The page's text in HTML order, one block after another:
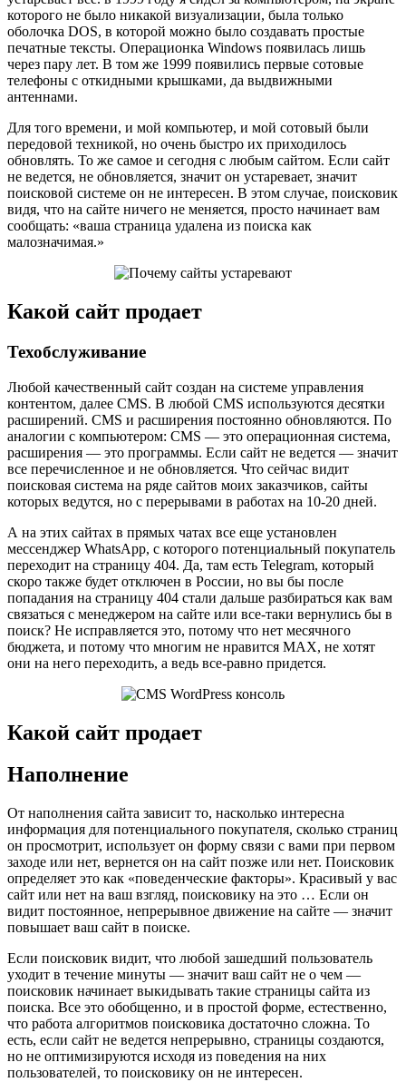
которого не было никакой визуализации, была только
оболочка DOS, в которой можно было создавать простые
печатные тексты. Операционка Windows появилась лишь
через пару лет. В том же 1999 появились первые сотовые
телефоны с откидными крышками, да выдвижными
антеннами.
Для того времени, и мой компьютер, и мой сотовый были
передовой техникой, но очень быстро их приходилось
обновлять. То же самое и сегодня с любым сайтом. Если сайт
не ведется, не обновляется, значит он устаревает, значит
поисковой системе он не интересен. В этом случае, поисковик
видя, что на сайте ничего не меняется, просто начинает вам
сообщать: «ваша страница удалена из поиска как
малозначимая.»
Какой сайт продает
Техобслуживание
Любой качественный сайт создан на системе управления
контентом, далее CMS. В любой CMS используются десятки
расширений. CMS и расширения постоянно обновляются. По
аналогии с компьютером: CMS — это операционная система,
расширения — это программы. Если сайт не ведется — значит
все перечисленное и не обновляется. Что сейчас видит
поисковая система на ряде сайтов моих заказчиков, сайты
которых ведутся, но с перерывами в работах на 10-20 дней.
А на этих сайтах в прямых чатах все еще установлен
мессенджер WhatsApp, с которого потенциальный покупатель
переходит на страницу 404. Да, там есть Telegram, который
скоро также будет отключен в России, но вы бы после
попадания на страницу 404 стали дальше разбираться как вам
связаться с менеджером на сайте или все-таки вернулись бы в
поиск? Не исправляется это, потому что нет месячного
бюджета, и потому что многим не нравится MAX, не хотят
они на него переходить, а ведь все-равно придется.
Какой сайт продает
Наполнение
От наполнения сайта зависит то, насколько интересна
информация для потенциального покупателя, сколько страниц
он просмотрит, использует он форму связи с вами при первом
заходе или нет, вернется он на сайт позже или нет. Поисковик
определяет это как «поведенческие факторы». Красивый у вас
сайт или нет на ваш взгляд, поисковику на это … Если он
видит постоянное, непрерывное движение на сайте — значит
повышает ваш сайт в поиске.
Если поисковик видит, что любой зашедший пользователь
уходит в течение минуты — значит ваш сайт не о чем —
поисковик начинает выкидывать такие страницы сайта из
поиска. Все это обобщенно, и в простой форме, естественно,
что работа алгоритмов поисковика достаточно сложна. То
есть, если сайт не ведется непрерывно, страницы создаются,
но не оптимизируются исходя из поведения на них
пользователей, то поисковику он не интересен.